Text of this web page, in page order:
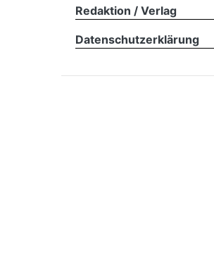
Redaktion / Verlag
Datenschutzerklärung